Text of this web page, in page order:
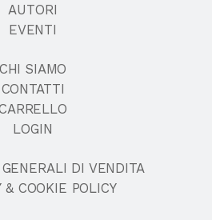
AUTORI
EVENTI
CHI SIAMO
CONTATTI
LOGIN
DI VENDITA
& COOKIE POLICY